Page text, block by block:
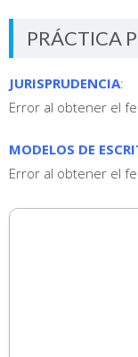
PRÁCTICA
JURISPRUDENCIA:
Error al obtener el
MODELOS DE
Error al obtener el